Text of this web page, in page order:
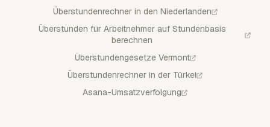
Überstundenrechner in den Niederlanden
Überstunden für Arbeitnehmer auf Stundenbasis
berechnen
Überstundengesetze Vermont
Überstundenrechner in der Türkei
Asana-Umsatzverfolgung